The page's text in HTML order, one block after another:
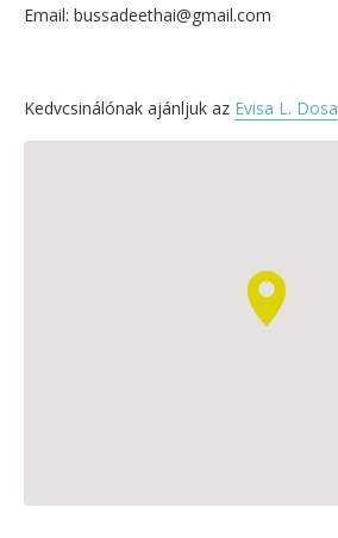
Email: bussadeethai@gmail.com
Kedvcsinálónak ajánljuk az Evisa L. Dosa